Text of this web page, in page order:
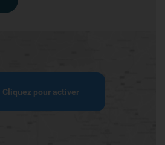
Cliquez pour activer